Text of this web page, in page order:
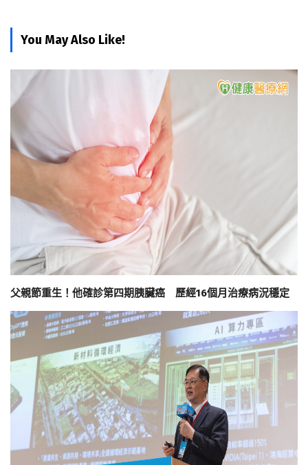
You May Also Like!
父親節重生！他確診第四期胰臟癌 歷經16個月治療病況穩定